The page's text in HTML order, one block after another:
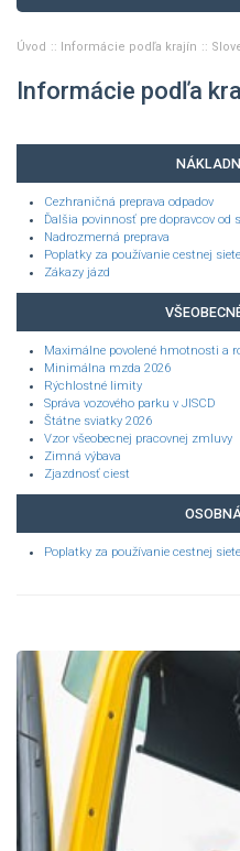
Úvod Informácie podľa krajín
Informácie podľa
Cezhraničná preprava odpadov
Ďalšia povinnosť pre dopravcov od
Nadrozmerná preprava
Poplatky za používanie cestnej siete
Zákazy jázd
Maximálne povolené hmotnosti a
Minimálna mzda 2026
Rýchlostné limity
Správa vozového parku v JISCD
Štátne sviatky 2026
Vzor všeobecnej pracovnej zmluvy
Zimná výbava
Zjazdnosť ciest
Poplatky za používanie cestnej siete